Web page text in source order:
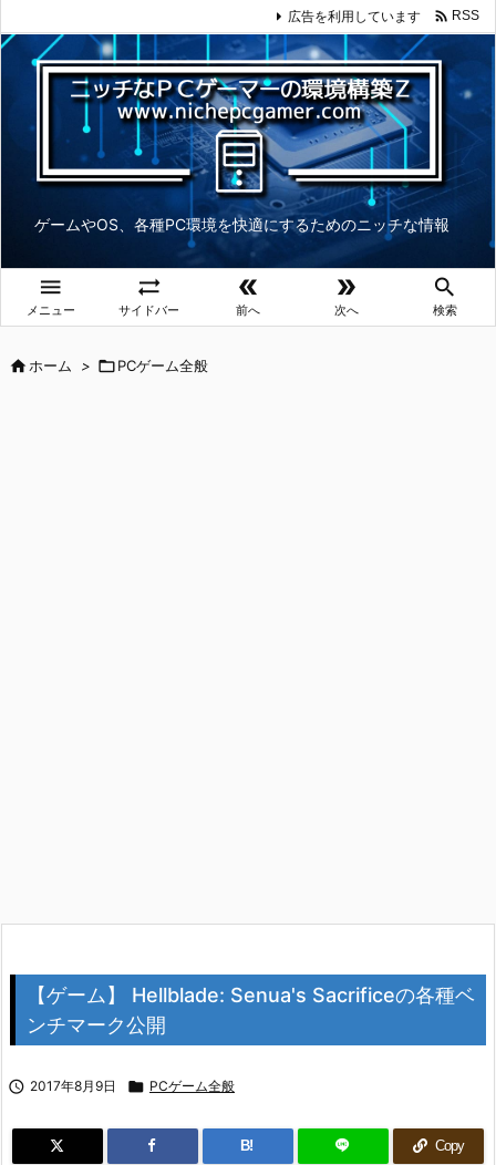
ゲームやOS、各種PC環境を快適にするためのニッチな情報

メニュー

サイドバー

前へ

次へ

検索
広告を利用しています  RSS
ホーム > PCゲーム全般
【ゲーム】 Hellblade: Senua's Sacrificeの各種ベ
ンチマーク公開
 2017年8月9日  PCゲーム全般
B! Copy